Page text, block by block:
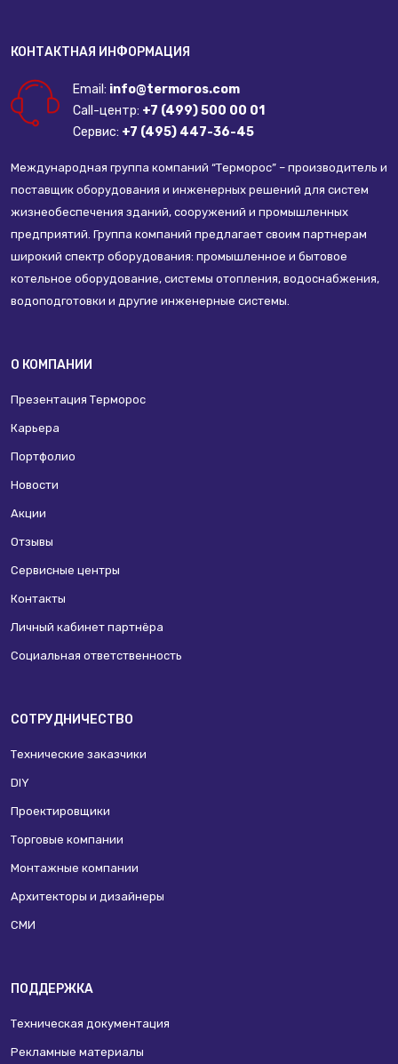
КОНТАКТНАЯ ИНФОРМАЦИЯ
Email: info@termoros.com
Call-центр: +7 (499) 500 00 01
Сервис: +7 (495) 447-36-45
Международная группа компаний “Терморос” – производитель и
поставщик оборудования и инженерных решений для систем
жизнеобеспечения зданий, сооружений и промышленных
предприятий. Группа компаний предлагает своим партнерам
широкий спектр оборудования: промышленное и бытовое
котельное оборудование, системы отопления, водоснабжения,
водоподготовки и другие инженерные системы.
О КОМПАНИИ
Презентация Терморос
Карьера
Портфолио
Новости
Акции
Отзывы
Сервисные центры
Контакты
Личный кабинет партнёра
Социальная ответственность
СОТРУДНИЧЕСТВО
Технические заказчики
DIY
Проектировщики
Торговые компании
Монтажные компании
Архитекторы и дизайнеры
СМИ
ПОДДЕРЖКА
Техническая документация
Рекламные материалы